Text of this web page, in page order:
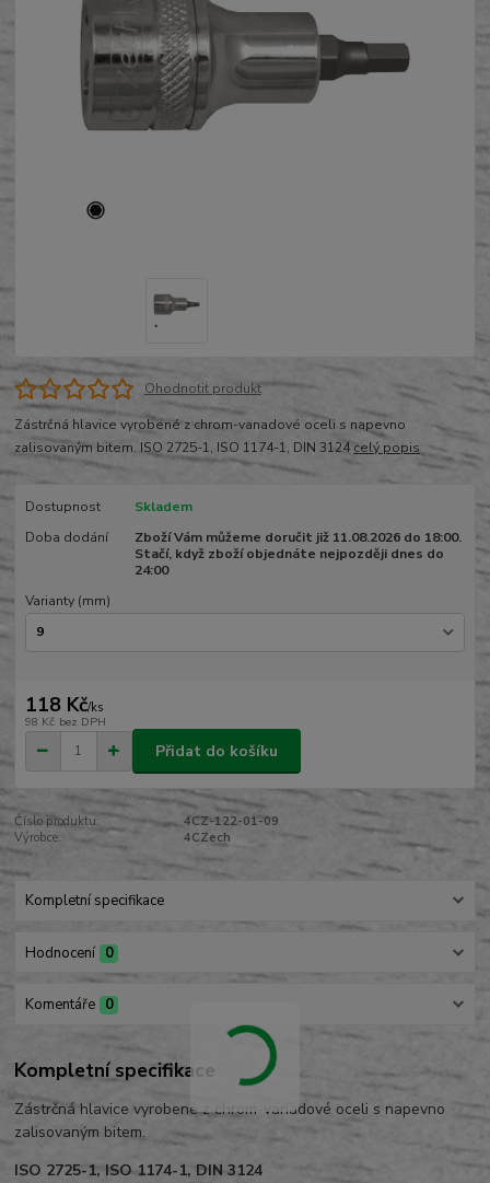
Ohodnotit produkt
Zástrčná hlavice vyrobené z chrom-vanadové oceli s napevno
zalisovaným bitem. ISO 2725-1, ISO 1174-1, DIN 3124 celý popis
Dostupnost
Skladem
Doba dodání
Zboží Vám můžeme doručit již 11.08.2026 do 18:00.
Stačí, když zboží objednáte nejpozději dnes do
24:00
Varianty (mm)
118 Kč/ks
98 Kč bez DPH
Přidat do košíku
Číslo produktu:
4CZ-122-01-09
Výrobce:
4CZech
Kompletní specifikace
Hodnocení 0
Komentáře 0
Kompletní specifikace
Zástrčná hlavice vyrobené z chrom-vanadové oceli s napevno
zalisovaným bitem.
ISO 2725-1, ISO 1174-1, DIN 3124